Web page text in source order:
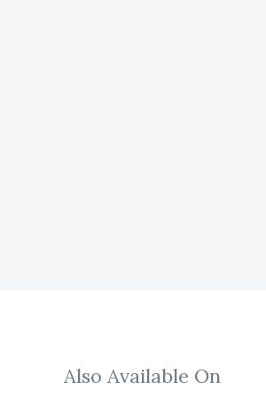
Also Available On